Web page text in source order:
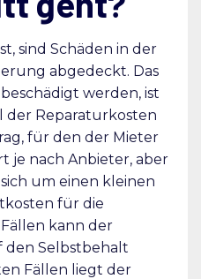
sind Schäden in der
abgedeckt. Das
werden, ist
der Reparaturkosten
für den der Mieter
je nach Anbieter, aber
um einen kleinen
für die
kann der
den Selbstbehalt
Fällen liegt der